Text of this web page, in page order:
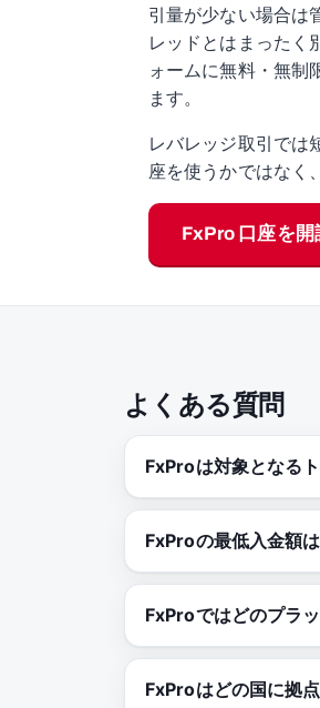
引量が少ない場合は
レッドとはまったく
ォームに無料・無制
ます。
レバレッジ取引では
座を使うかではなく
FxPro 口座を
よくある質問
FxProは対象となる
FxProの最低入金額
FxProではどのプラ
FxProはどの国に拠